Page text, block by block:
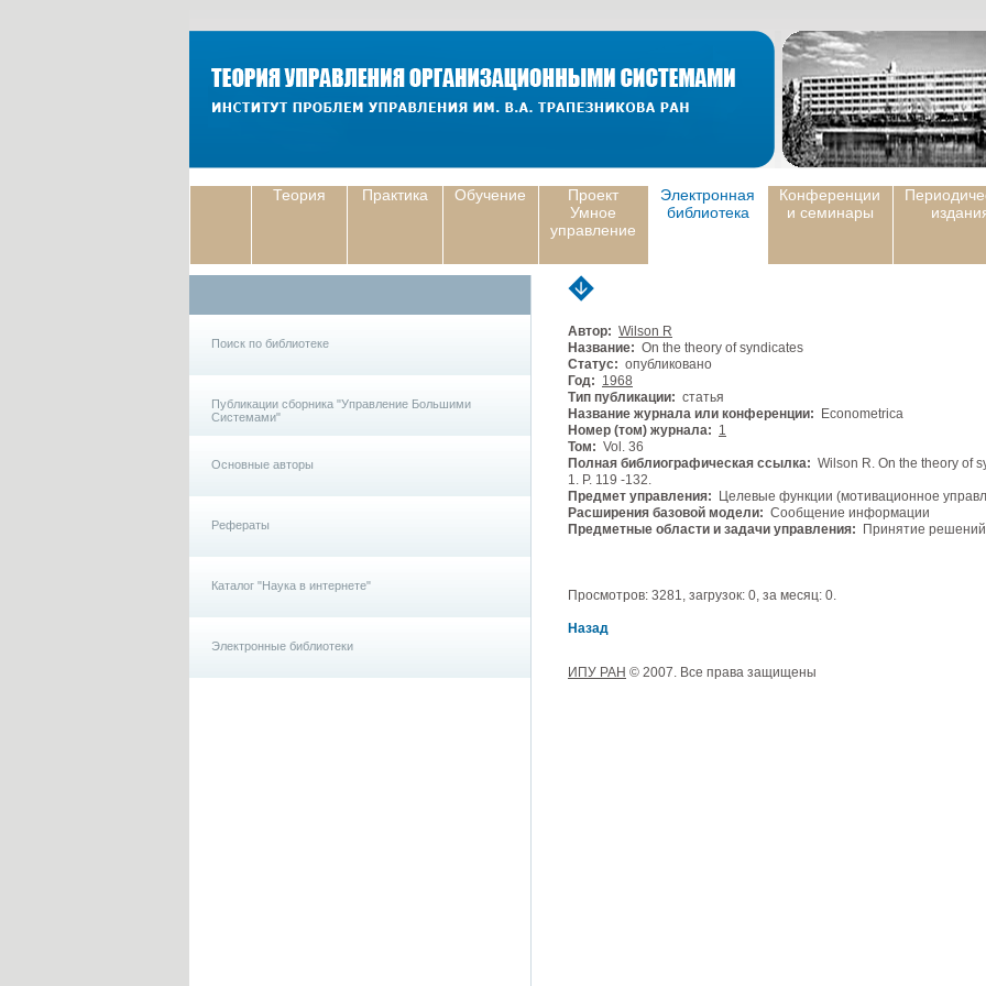
Теория Практика Обучение
Проект
Умное
управление
Электронная
библиотека
Конференции
и семинары
Поиск по библиотеке
Публикации сборника "Управление Большими
Системами"
Основные авторы
Рефераты
Каталог "Наука в интернете"
Электронные библиотеки
Автор: Wilson R
Название: On the theory of syndicates
Статус: опубликовано
Год: 1968
Тип публикации: статья
Название журнала или конференции: Econometrica
Номер (том) журнала: 1
Том: Vol. 36
Полная библиографическая ссылка: Wilson R. On the theory of
1. P. 119 -132.
Предмет управления: Целевые функции (мотивационное
Расширения базовой модели: Сообщение информации
Предметные области и задачи управления: Принятие решений
Просмотров: 3281, загрузок: 0, за месяц: 0.
Назад
ИПУ РАН © 2007. Все права защищены